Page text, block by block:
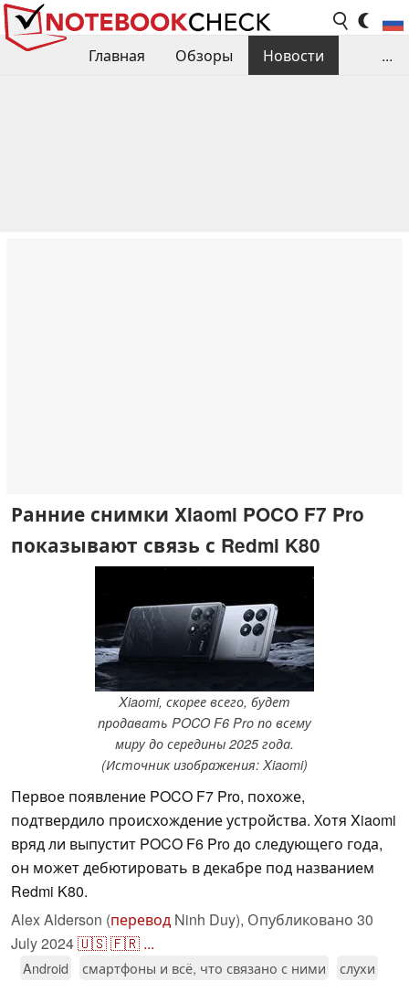
Главная Обзоры
Новости
...
Ранние снимки Xiaomi POCO F7 Pro
показывают связь с Redmi K80
Xiaomi, скорее всего, будет
продавать POCO F6 Pro по всему
миру до середины 2025 года.
(Источник изображения: Xiaomi)
Первое появление POCO F7 Pro, похоже,
подтвердило происхождение устройства. Хотя Xiaomi
вряд ли выпустит POCO F6 Pro до следующего года,
он может дебютировать в декабре под названием
Redmi K80.
Alex Alderson (перевод Ninh Duy), Опубликовано 30
July 2024🇺🇸🇫🇷 ...
Android смартфоны и всё, что связано с ними слухи